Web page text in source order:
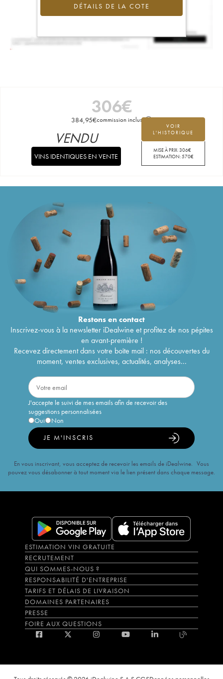
DÉTAILS DE LA COTE
306€
384,95€commission incluse
VOIR
L'HISTORIQUE
MISE À PRIX:306€
ESTIMATION:570€
VENDU
VINS IDENTIQUES EN VENTE
Restons encontact
Inscrivez-vous à la newsletter iDealwine et profitez de nos pépites
en avant-première !
Recevez directement dans votre boîte mail : nos découvertes du
moment, ventes exclusives, actualités, analyses...
J'accepte le suivi de mes emails afin de recevoir des
suggestions personnalisées
Oui
Non
JE M'INSCRIS
En vous inscrivant, vous acceptez de recevoir les emails de iDealwine. Vous
pouvez vous désabonner à tout moment via le lien présent dans chaque message.
ESTIMATION VIN GRATUITE
RECRUTEMENT
QUI SOMMES-NOUS ?
RESPONSABILITÉ D'ENTREPRISE
TARIFS ET DÉLAIS DE LIVRAISON
DOMAINES PARTENAIRES
PRESSE
FOIRE AUX QUESTIONS